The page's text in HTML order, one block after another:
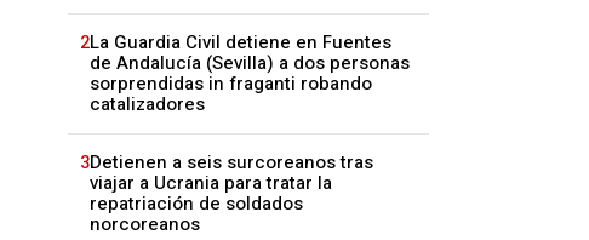
2La Guardia Civil detiene en Fuentes
de Andalucía (Sevilla) a dos personas
sorprendidas in fraganti robando
catalizadores
3Detienen a seis surcoreanos tras
viajar a Ucrania para tratar la
repatriación de soldados
norcoreanos